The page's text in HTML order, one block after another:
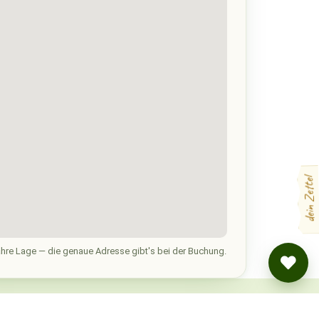
dein Zettel
Lage — die genaue Adresse gibt's bei der Buchung.